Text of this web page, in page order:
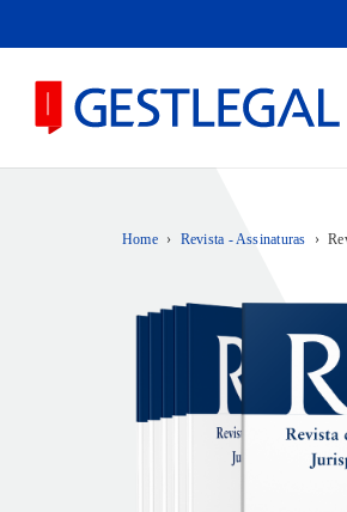
Home › Revista - Assinaturas ›